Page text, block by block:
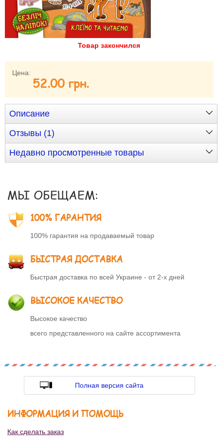
Забыли пароль?
Забыли имя пользователя (логин)?
Регистрация
Товар закончился
Цена:
52.00 грн.
Описание
Отзывы (1)
Недавно просмотренные товары
МЫ ОБЕЩАЕМ:
100% ГАРАНТИЯ
100% гарантия на продаваемый товар
БЫСТРАЯ ДОСТАВКА
Быстрая доставка по всей Украине - от 2-х дней
ВЫСОКОЕ КАЧЕСТВО
Высокое качество
всего представленного на сайте ассортимента
Полная версия сайта
ИНФОРМАЦИЯ И ПОМОЩЬ
Как сделать заказ